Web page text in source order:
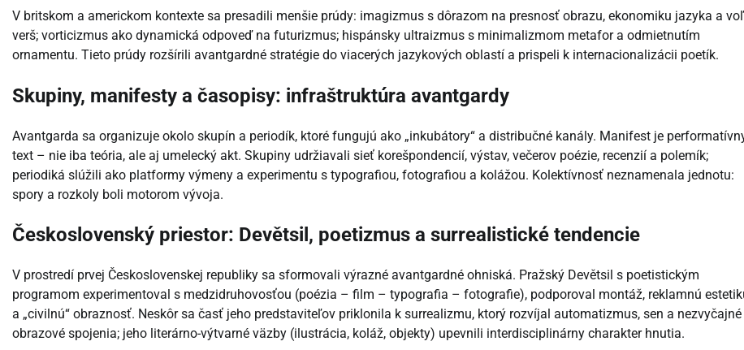
V britskom a americkom kontexte sa presadili menšie prúdy: imagizmus s dôrazom na presnosť obrazu, ekonomiku jazyka a
verš; vorticizmus ako dynamická odpoveď na futurizmus; hispánsky ultraizmus s minimalizmom metafor a odmietnutím
ornamentu. Tieto prúdy rozšírili avantgardné stratégie do viacerých jazykových oblastí a prispeli k internacionalizácii poetík.
Skupiny, manifesty a časopisy: infraštruktúra avantgardy
Avantgarda sa organizuje okolo skupín a periodík, ktoré fungujú ako „inkubátory“ a distribučné kanály. Manifest je
text – nie iba teória, ale aj umelecký akt. Skupiny udržiavali sieť korešpondencií, výstav, večerov poézie, recenzií a polemík;
periodiká slúžili ako platformy výmeny a experimentu s typografiou, fotografiou a kolážou. Kolektívnosť neznamenala jednotu:
spory a rozkoly boli motorom vývoja.
Československý priestor: Devětsil, poetizmus a surrealistické tendencie
V prostredí prvej Československej republiky sa sformovali výrazné avantgardné ohniská. Pražský Devětsil s poetistickým
programom experimentoval s medzidruhovosťou (poézia – film – typografia – fotografie), podporoval montáž, reklamnú
a „civilnú“ obraznosť. Neskôr sa časť jeho predstaviteľov priklonila k surrealizmu, ktorý rozvíjal automatizmus, sen a nezvyčajné
obrazové spojenia; jeho literárno-výtvarné väzby (ilustrácia, koláž, objekty) upevnili interdisciplinárny charakter hnutia.